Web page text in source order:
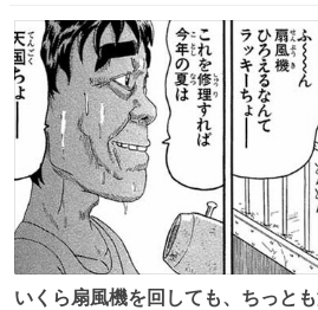
ト
数
数
いくら扇風機を回しても、ちっとも涼